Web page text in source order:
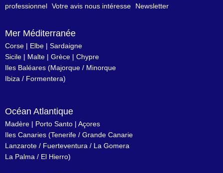
professionnel Votre avis nous intéresse Newsletter
Mer Méditerranée
Corse | Elbe | Sardaigne
Sicile | Malte | Grèce | Chypre
Iles Baléares (Majorque / Minorque
Ibiza / Formentera)
Océan Atlantique
Madère | Porto Santo | Açores
Iles Canaries (Tenerife / Grande Canarie
Lanzarote / Fuerteventura / La Gomera
La Palma / El Hierro)